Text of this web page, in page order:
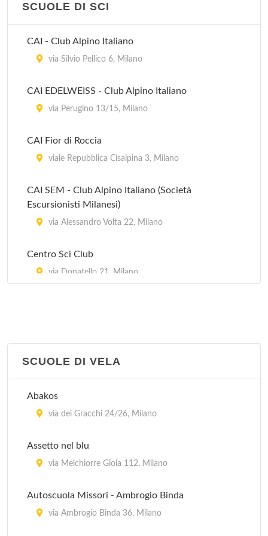
Harbour Club Milano
SCUOLE DI SCI
CAI - Club Alpino Italiano
via Silvio Pellico 6, Milano
CAI EDELWEISS - Club Alpino Italiano
via Perugino 13/15, Milano
CAI Fior di Roccia
viale Repubblica Cisalpina 3, Milano
CAI SEM - Club Alpino Italiano (Società
Escursionisti Milanesi)
via Alessandro Volta 22, Milano
Centro Sci Club
via Donatello 21, Milano
SCUOLE DI VELA
Abakos
via dei Gracchi 24/26, Milano
Assetto nel blu
via Melchiorre Gioia 112, Milano
Autoscuola Missori - Ambrogio Binda
via Ambrogio Binda 36, Milano